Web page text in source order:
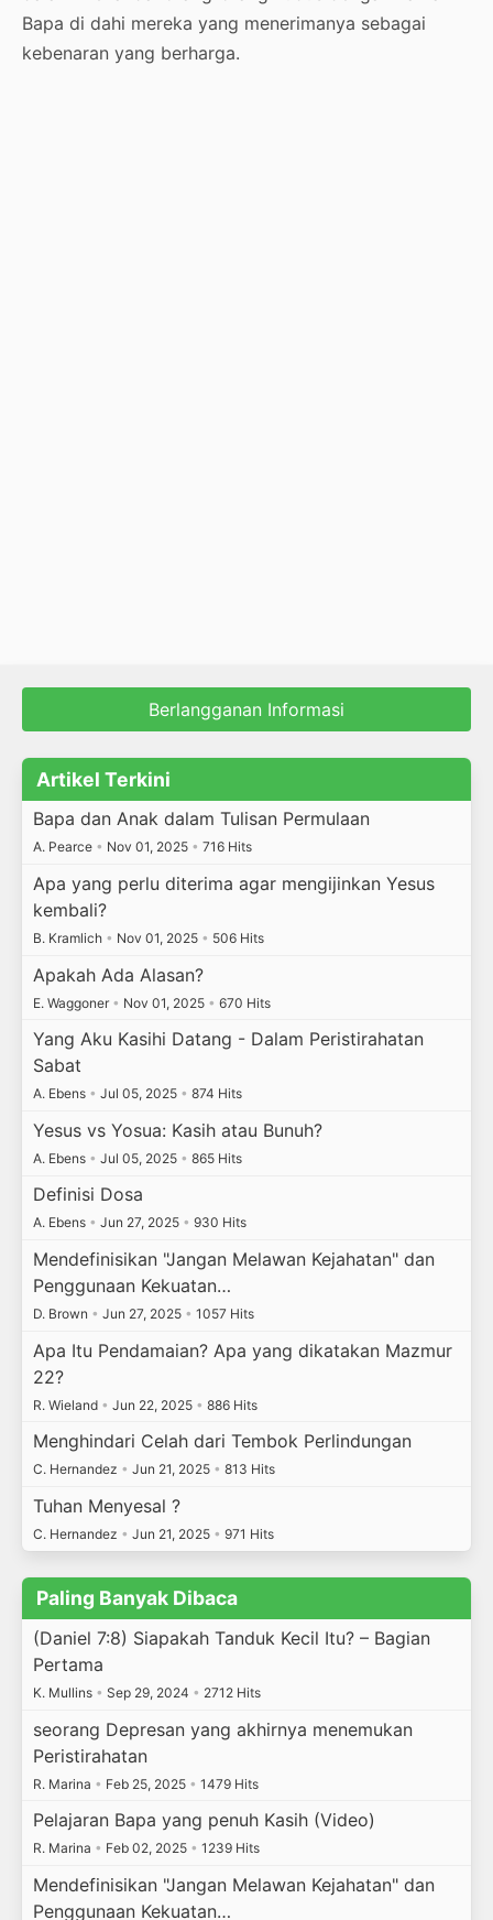
Bapa di dahi mereka yang menerimanya sebagai
kebenaran yang berharga.
Berlangganan Informasi
Artikel Terkini
Bapa dan Anak dalam Tulisan Permulaan
A. Pearce • Nov 01, 2025 • 716 Hits
Apa yang perlu diterima agar mengijinkan Yesus
kembali?
B. Kramlich • Nov 01, 2025 • 506 Hits
Apakah Ada Alasan?
E. Waggoner • Nov 01, 2025 • 670 Hits
Yang Aku Kasihi Datang - Dalam Peristirahatan
Sabat
A. Ebens • Jul 05, 2025 • 874 Hits
Yesus vs Yosua: Kasih atau Bunuh?
A. Ebens • Jul 05, 2025 • 865 Hits
Definisi Dosa
A. Ebens • Jun 27, 2025 • 930 Hits
Mendefinisikan "Jangan Melawan Kejahatan" dan
Penggunaan Kekuatan…
D. Brown • Jun 27, 2025 • 1057 Hits
Apa Itu Pendamaian? Apa yang dikatakan Mazmur
22?
R. Wieland • Jun 22, 2025 • 886 Hits
Menghindari Celah dari Tembok Perlindungan
C. Hernandez • Jun 21, 2025 • 813 Hits
Tuhan Menyesal ?
C. Hernandez • Jun 21, 2025 • 971 Hits
Paling Banyak Dibaca
(Daniel 7:8) Siapakah Tanduk Kecil Itu? – Bagian
Pertama
K. Mullins • Sep 29, 2024 • 2712 Hits
seorang Depresan yang akhirnya menemukan
Peristirahatan
R. Marina • Feb 25, 2025 • 1479 Hits
Pelajaran Bapa yang penuh Kasih (Video)
R. Marina • Feb 02, 2025 • 1239 Hits
Mendefinisikan "Jangan Melawan Kejahatan" dan
Penggunaan Kekuatan…